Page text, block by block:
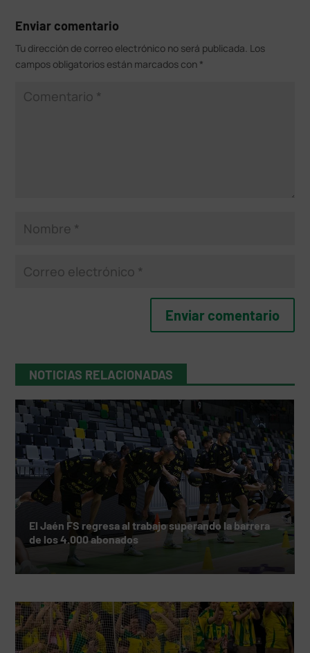
Enviar comentario
Tu dirección de correo electrónico no será publicada. Los
campos obligatorios están marcados con *
NOTICIAS RELACIONADAS
El Jaén FS regresa al trabajo superando la barrera
de los 4.000 abonados